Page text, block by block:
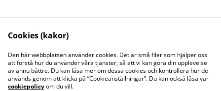
Kontakta oss
Juridisk information
Integritetspolicy
Cookiepolicy
Cookies (kakor)
Den här webbplatsen använder cookies. Det är små filer som hjälper oss
att förstå hur du använder våra tjänster, så att vi kan göra din upplevelse
av ännu bättre. Du kan läsa mer om dessa cookies och kontrollera hur de
används genom att klicka på ”Cookieanställningar”. Du kan också läsa vår
cookiepolicyom du vill.